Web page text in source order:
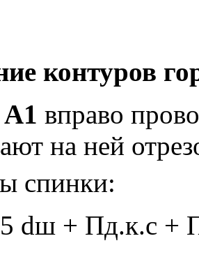
контуров
А1 вправо
на ней
спинки:
dш + Пд.к.с +